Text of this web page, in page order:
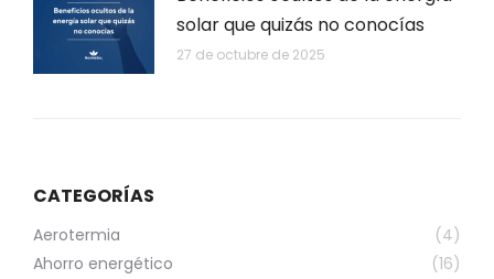
solar que quizás no conocías
27 de octubre de 2025
CATEGORÍAS
Aerotermia
(4)
Ahorro energético
(16)